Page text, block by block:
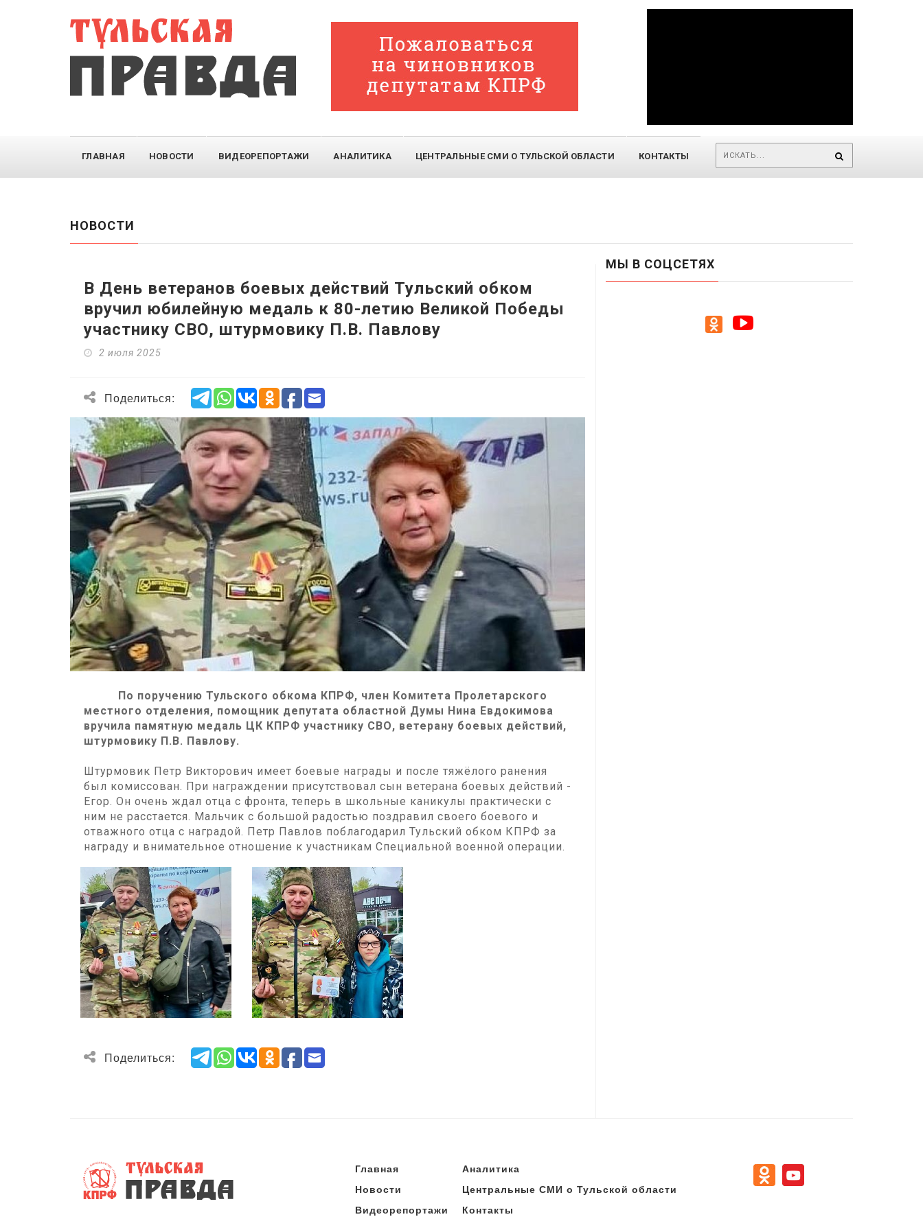
ГЛАВНАЯ НОВОСТИ ВИДЕОРЕПОРТАЖИ АНАЛИТИКА ЦЕНТРАЛЬНЫЕ СМИ О ТУЛЬСКОЙ ОБЛАСТИ КОНТАКТЫ
НОВОСТИ
В День ветеранов боевых действий Тульский обком
вручил юбилейную медаль к 80-летию Великой Победы
участнику СВО, штурмовику П.В. Павлову
2 июля 2025
Поделиться:
По поручению Тульского обкома КПРФ, член Комитета Пролетарского
местного отделения, помощник депутата областной Думы Нина Евдокимова
вручила памятную медаль ЦК КПРФ участнику СВО, ветерану боевых действий,
штурмовику П.В. Павлову.
Штурмовик Петр Викторович имеет боевые награды и после тяжёлого ранения
был комиссован. При награждении присутствовал сын ветерана боевых действий -
Егор. Он очень ждал отца с фронта, теперь в школьные каникулы практически с
ним не расстается. Мальчик с большой радостью поздравил своего боевого и
отважного отца с наградой. Петр Павлов поблагодарил Тульский обком КПРФ за
награду и внимательное отношение к участникам Специальной военной операции.
Поделиться:
МЫ В СОЦСЕТЯХ
Главная
Новости
Видеорепортажи
Аналитика
Центральные СМИ о Тульской области
Контакты